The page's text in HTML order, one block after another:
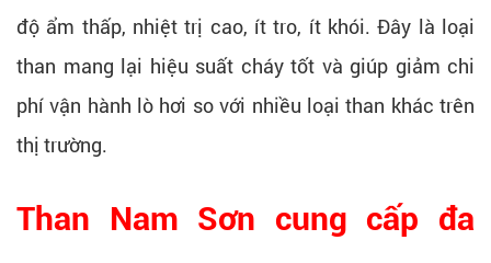
độ ẩm thấp, nhiệt trị cao, ít tro, ít khói. Đây là loại
than mang lại hiệu suất cháy tốt và giúp giảm chi
phí vận hành lò hơi so với nhiều loại than khác trên
thị trường.
Than Nam Sơn cung cấp đa